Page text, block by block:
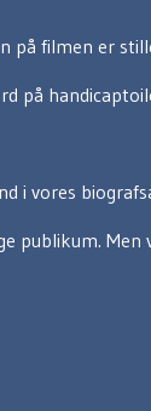
på filmen er
på
i vores
publikum.